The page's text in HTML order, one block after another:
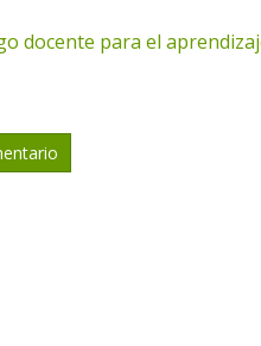
docente para el